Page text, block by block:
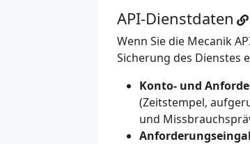
API-Dienstdaten
Wenn Sie die Mecanik
Sicherung des Dienstes
Konto- und
(Zeitstempel,
und